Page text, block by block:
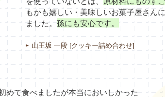
もかも嬉しい・美味しいお菓子屋さん
ました。 孫にも安心です。
山王坂 一段 [クッキー詰め合わせ]
めて食べましたが本当においしかった